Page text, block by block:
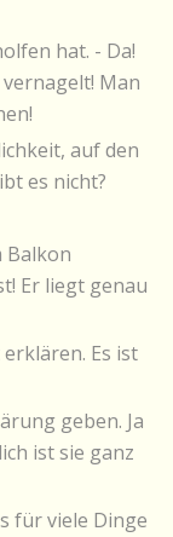
hat. - Da!
vernagelt! Man
auf den
es nicht?
Balkon
Er liegt genau
Es ist
geben. Ja
ist sie ganz
für viele Dinge